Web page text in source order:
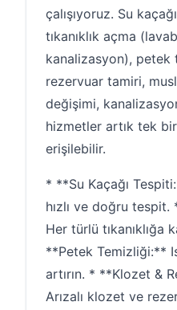
çalışıyoruz. Su
tıkanıklık açma
kanalizasyon), petek
rezervuar tamiri,
değişimi,
hizmetler artık tek
erişilebilir.
* **Su Kaçağı
hızlı ve doğru tespit.
Her türlü tıkanıklığa
**Petek Temizliği:**
artırın. * **Klozet &
Arızalı klozet ve